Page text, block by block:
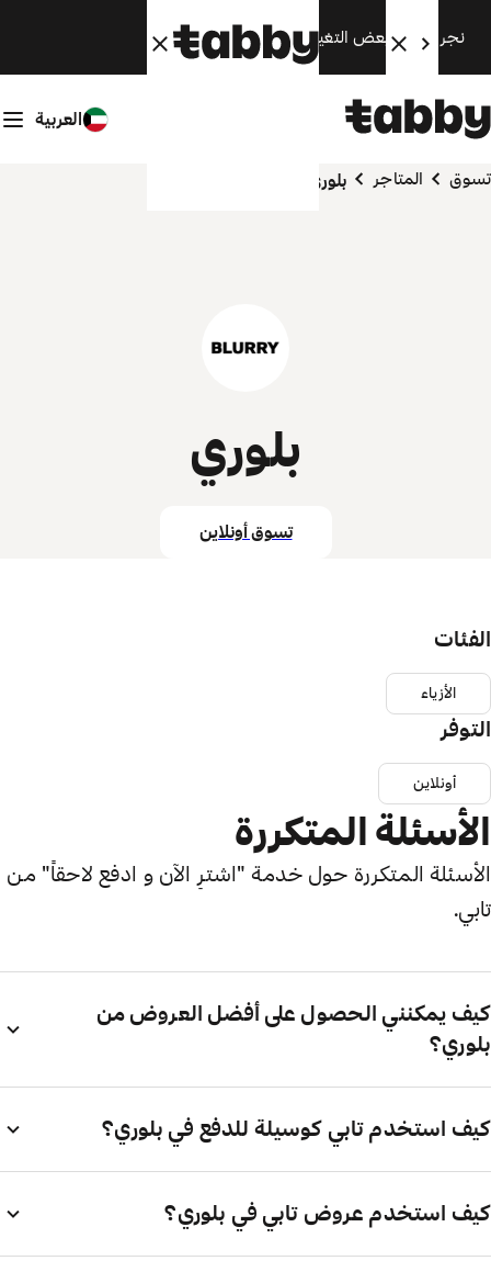
نجري الآن بعض التغييرات. سنعود قريبًا.
العربية
تسوق المتاجر بلوري
بلوري
تسوق أونلاين
الفئات
الأزياء
التوفر
أونلاين
الأسئلة المتكررة
الأسئلة المتكررة حول خدمة "اشترِ الآن و ادفع لاحقاً" من
تابي.
كيف يمكنني الحصول على أفضل العروض من
بلوري؟
كيف استخدم تابي كوسيلة للدفع في بلوري؟
كيف استخدم عروض تابي في بلوري؟